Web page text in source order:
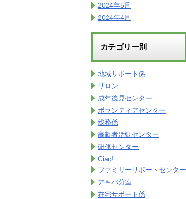
2024年5月
2024年4月
カテゴリー別
地域サポート係
サロン
成年後見センター
ボランティアセンター
総務係
高齢者活動センター
研修センター
Ciao!
ファミリーサポートセンター
アキバ分室
在宅サポート係